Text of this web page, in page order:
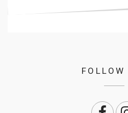
FOLLOW